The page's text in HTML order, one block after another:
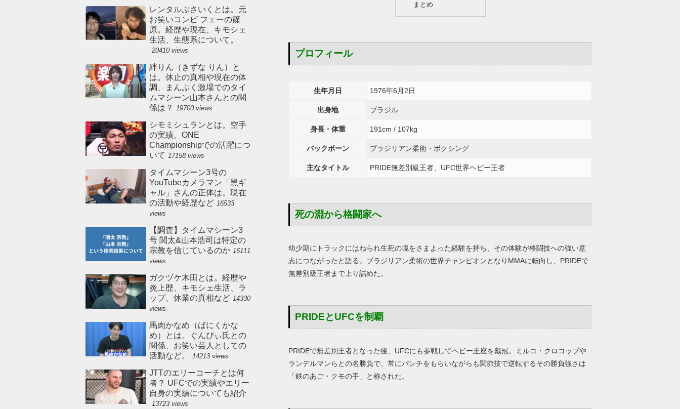
まとめ
プロフィール
生年月日 1976年6月2日
出身地 ブラジル
身長・体重 191cm / 107kg
バックボーン ブラジリアン柔術・ボクシング
主なタイトル PRIDE無差別級王者、UFC世界ヘビー王者
死の淵から格闘家へ
幼少期にトラックにはねられ生死の境をさまよった経験を持ち、その体験が格闘技への強い意
志につながったと語る。ブラジリアン柔術の世界チャンピオンとなりMMAに転向し、PRIDEで
無差別級王者まで上り詰めた。
PRIDEとUFCを制覇
PRIDEで無差別王者となった後、UFCにも参戦してヘビー王座を戴冠。ミルコ・クロコップや
ランデルマンらとの名勝負で、常にパンチをもらいながらも関節技で逆転するその勝負強さは
「鉄のあご・クモの手」と称された。
レンタルぶさいくとは。元
お笑いコンビ フェーの篠
原。経歴や現在、キモシェ
生活、生態系について。
20410 views
絆りん（きずな りん）と
は。休止の真相や現在の体
調、まんぷく激場でのタイ
ムマシーン山本さんとの関
係は？ 19700 views
シモミシュランとは。空手
の実績、ONE
Championshipでの活躍につ
いて 17158 views
タイムマシーン3号の
YouTubeカメラマン「黒ギ
ャル」さんの正体は。現在
の活動や経歴など 16533
views
【調査】タイムマシーン3
号 関太&山本浩司は特定の
宗教を信じているのか 16111
views
ガクヅケ木田とは。経歴や
炎上歴、キモシェ生活、ラ
ップ、休業の真相など 14330
views
馬肉かなめ（ばにくかな
め）とは。ぐんぴぃ氏との
関係、お笑い芸人としての
活動など。
14213 views
JTTのエリーコーチとは何
者？ UFCでの実績やエリー
自身の実績についても紹介
13723 views